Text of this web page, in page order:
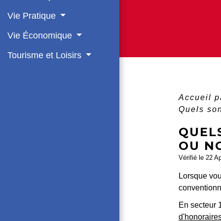
Vie Pratique
Vie Économique
Tourisme et Loisirs
Accueil
Quels
OU
Vérifié le 22
Lorsque
En secteur